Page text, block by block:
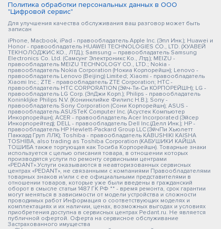
Политика обработки персональных данных в ООО
"Цифровой сервис"
Для улучшения качества обслуживания ваш разговор может быть
записан
iPhone, Macbook, iPad - правообладатель Apple Inc. (Эпл Инк.); Huawei и
Honor - правообладатель HUAWEI TECHNOLOGIES CO., LTD. (ХУАВЕЙ
ТЕКНОЛОДЖИС КО., ЛТД.); Samsung – правообладатель Samsung
Electronics Co. Ltd. (Самсунг Электроникс Ко., Лтд.); MEIZU -
правообладатель MEIZU TECHNOLOGY CO., LTD.; Nokia -
правообладатель Nokia Corporation (Нокиа Корпорейшн); Lenovo -
правообладатель Lenovo (Beijing) Limited; Xiaomi - правообладатель
Xiaomi Inc.; ZTE - правообладатель ZTE Corporation; HTC -
правообладатель HTC CORPORATION (Эйч-Ти-Си КОРПОРЕЙШН); LG -
правообладатель LG Corp. (ЭлДжи Корп.); Philips - правообладатель
Koninklijke Philips N.V. (Конинклийке Филипс Н.В.); Sony -
правообладатель Sony Corporation (Сони Корпорейшн); ASUS -
правообладатель ASUSTeK Computer Inc. (Асустек Компьютер
Инкорпорейшн); ACER - правообладатель Acer Incorporated (Эйсер
Инкорпорейтед); DELL - правообладатель Dell Inc.(Делл Инк.); HP -
правообладатель HP Hewlett-Packard Group LLC (ЭйчПи Хьюлетт
Паккард Груп ЛЛК); Toshiba - правообладатель KABUSHIKI KAISHA
TOSHIBA, also trading as Toshiba Corporation (КАБУШИКИ КАЙША
ТОШИБА также торгующая как Тосиба Корпорейшн). Товарные знаки
используется с целью описания товара, в отношении которых
производятся услуги по ремонту сервисными центрами
«PEDANT».Услуги оказываются в неавторизованных сервисных
центрах «PEDANT», не связанными с компаниями Правообладателями
товарных знаков и/или с ее официальными представителями в
отношении товаров, которые уже были введены в гражданский
оборот в смысле статьи 1487 ГК РФ ** - время ремонта, срок гарантии
могут меняться в зависимости от модели устройства и сложности
проводимых работ Информация о соответствующих моделях и
комплектациях и их наличии, ценах, возможных выгодах и условиях
приобретения доступна в сервисных центрах Pedant.ru. Не является
публичной офертой. Оферта на сервисное обслуживание
Застрахованного имущества